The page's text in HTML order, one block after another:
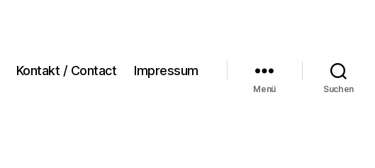
Kontakt / Contact Impressum
Menü Suchen